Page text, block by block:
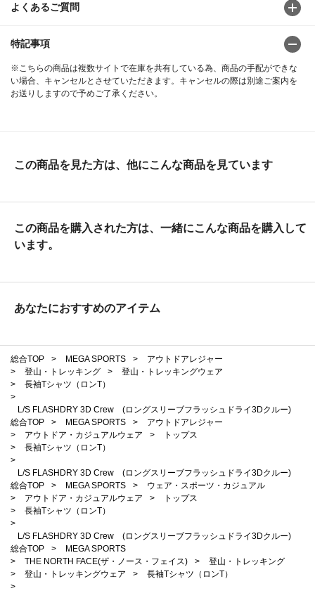
よくあるご質問
特記事項
※こちらの商品は複数サイトで在庫を共有している為、商品の手配ができな
い場合、キャンセルとさせていただきます。キャンセルの際は別途ご案内を
お送りしますので予めご了承ください。
この商品を見た方は、他にこんな商品を見ています
この商品を購入された方は、一緒にこんな商品を購入して
います。
あなたにおすすめのアイテム
総合TOP > MEGA SPORTS >
アウトドアレジャー
>
登山・トレッキング >
登山・トレッキングウェア
>
長袖Tシャツ（ロンT）
>
L/S FLASHDRY 3D Crew (ロングスリーブフラッシュドライ3Dクルー)
総合TOP
> MEGA SPORTS >
アウトドアレジャー
>
アウトドア・カジュアルウェア >
トップス
>
長袖Tシャツ（ロンT）
>
L/S FLASHDRY 3D Crew (ロングスリーブフラッシュドライ3Dクルー)
総合TOP
> MEGA SPORTS >
ウェア・スポーツ・カジュアル
>
アウトドア・カジュアルウェア >
トップス
>
長袖Tシャツ（ロンT）
>
L/S FLASHDRY 3D Crew (ロングスリーブフラッシュドライ3Dクルー)
総合TOP
>
MEGA SPORTS
>
THE NORTH FACE(ザ・ノース・フェイス) >
登山・トレッキング
>
登山・トレッキングウェア >
長袖Tシャツ（ロンT）
>